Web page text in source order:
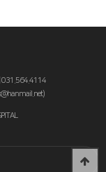
031.564.4114